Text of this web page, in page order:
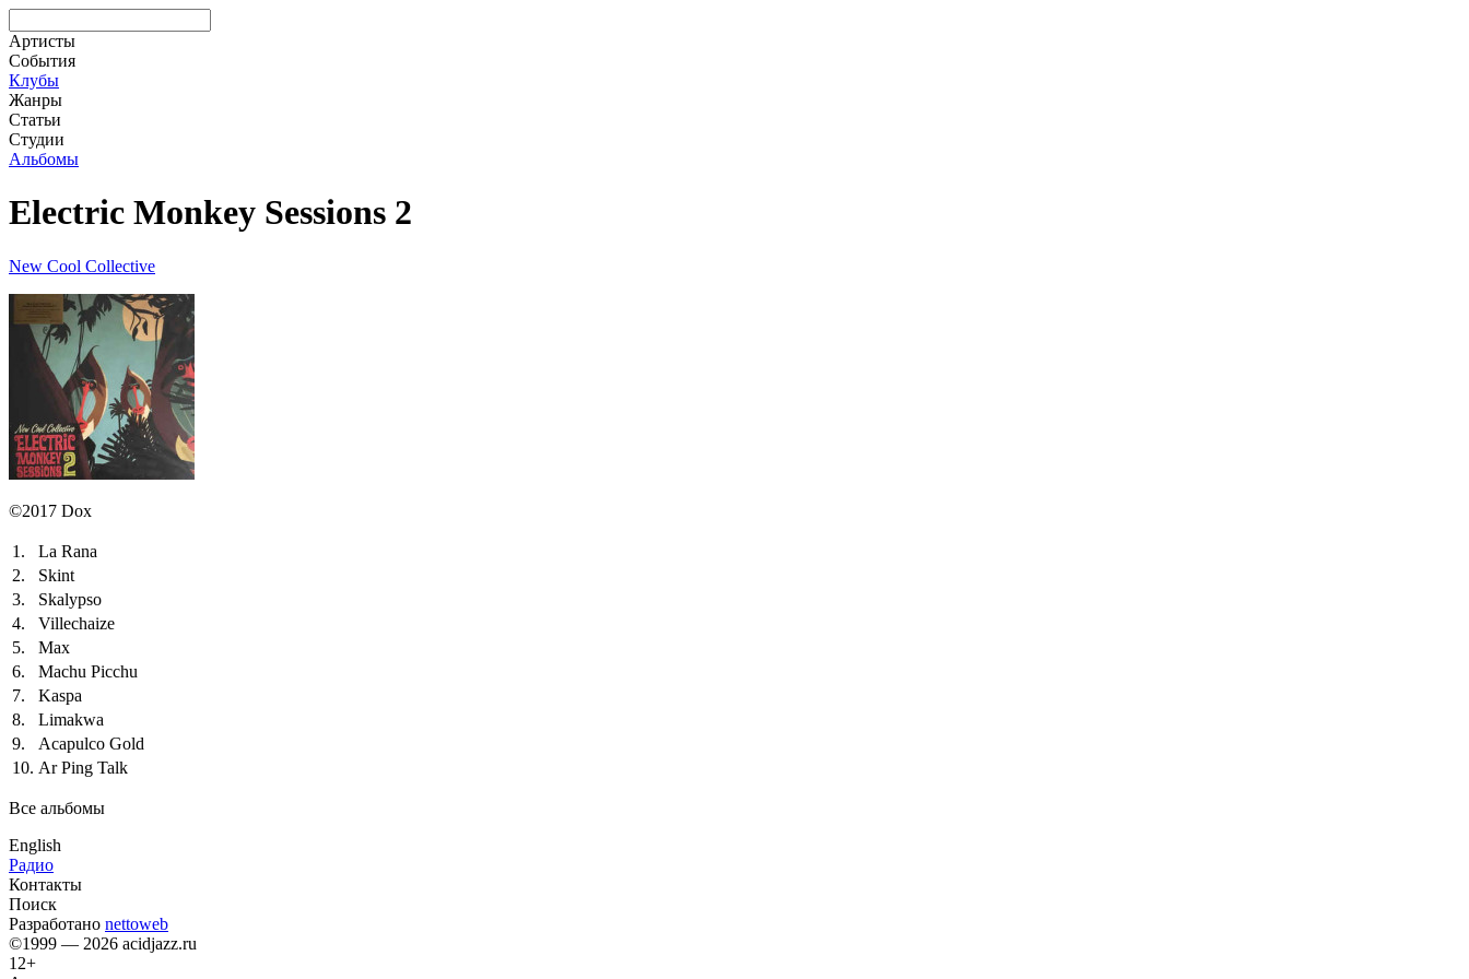
Артисты
События
Клубы
Жанры
Статьи
Студии
Альбомы
Electric Monkey Sessions 2
New Cool Collective
©2017 Dox
1.
La Rana
2.
Skint
3.
Skalypso
4.
Villechaize
5.
Max
6.
Machu Picchu
7.
Kaspa
8.
Limakwa
9.
Acapulco Gold
10. Ar Ping Talk
Все альбомы
English
Радио
Контакты
Поиск
Разработано nettoweb
©1999 — 2026 acidjazz.ru
12+